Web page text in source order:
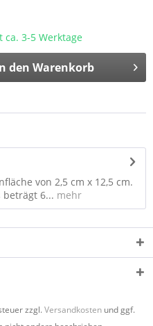
3-5 Werktage
den Warenkorb
von 2,5 cm x 12,5 cm.
beträgt 6... mehr
zzgl.Versandkosten und ggf.